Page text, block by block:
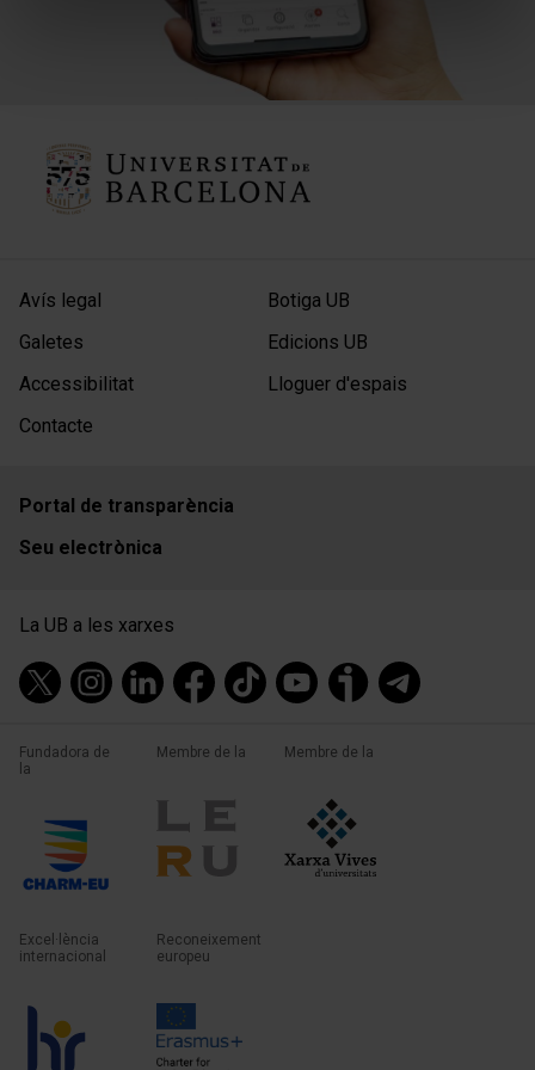
Avís legal
Galetes
Accessibilitat
Contacte
Botiga UB
Edicions UB
Lloguer d'espais
Portal de transparència
Seu electrònica
La UB a les xarxes
Fundadora de
la
Membre de la Membre de la
Excel·lència
internacional
Reconeixement
europeu